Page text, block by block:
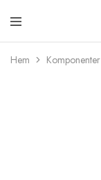
Livolo
Stilren
med
Hem Komponenter